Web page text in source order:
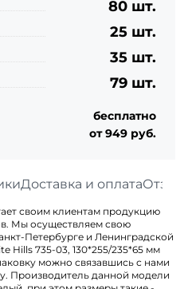
Доставка и оплата
своим клиентам продукцию
Мы осуществляем свою
Петербурге и Ленинградской
Hills 735-03, 130*255/235*65 мм
можно связавшись с нами
Производитель данной модели
80 шт.
25 шт.
35 шт.
79 шт.
бесплатно
от 949 руб.